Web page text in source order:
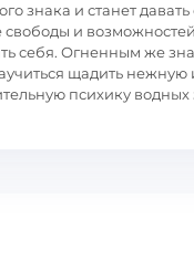
знака и станет
свободы и возможностей
себя. Огненным же
щадить нежную
психику водных